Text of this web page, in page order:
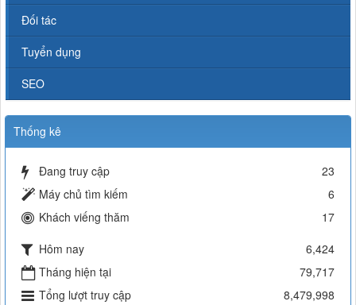
Đối tác
Tuyển dụng
SEO
Thống kê
Đang truy cập
23
Máy chủ tìm kiếm
6
Khách viếng thăm
17
Hôm nay
6,424
Tháng hiện tại
79,717
Tổng lượt truy cập
8,479,998